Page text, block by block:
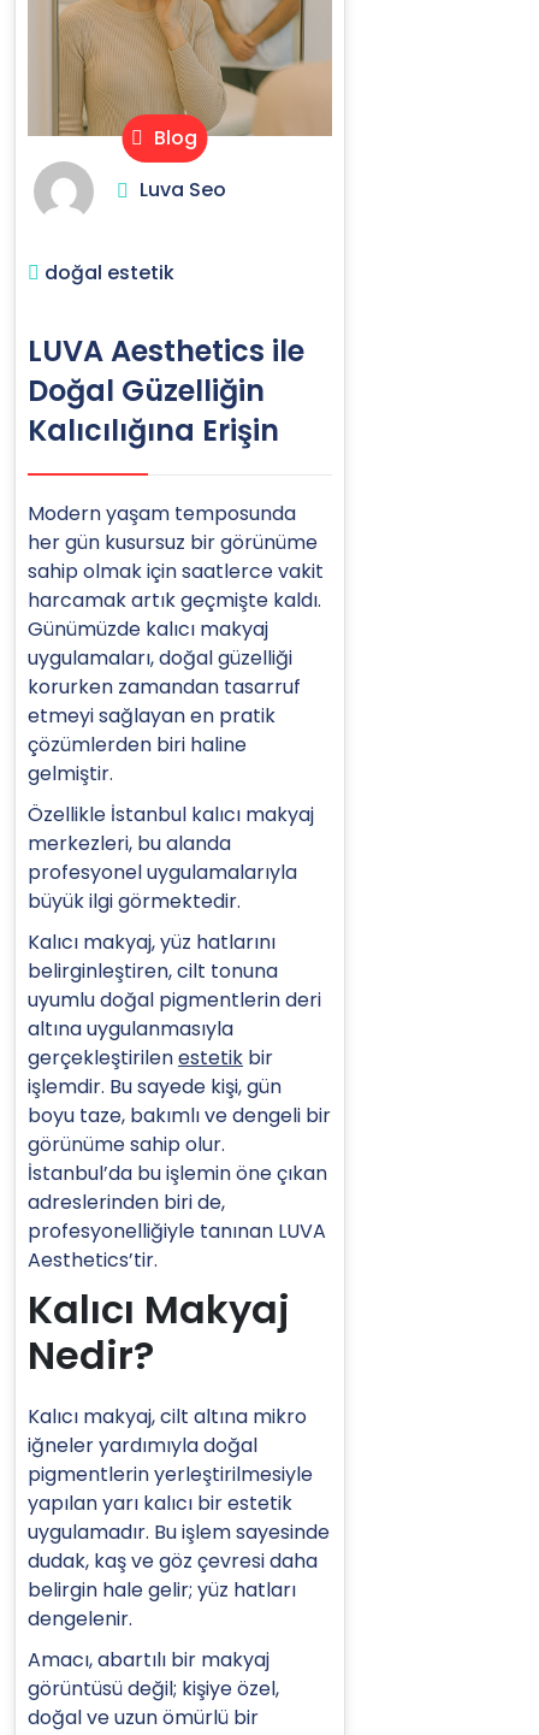
Blog
Luva Seo
doğal estetik
LUVA Aesthetics ile
Doğal Güzelliğin
Kalıcılığına Erişin
Modern yaşam temposunda
her gün kusursuz bir görünüme
sahip olmak için saatlerce vakit
harcamak artık geçmişte kaldı.
Günümüzde kalıcı makyaj
uygulamaları, doğal güzelliği
korurken zamandan tasarruf
etmeyi sağlayan en pratik
çözümlerden biri haline
gelmiştir.
Özellikle İstanbul kalıcı makyaj
merkezleri, bu alanda
profesyonel uygulamalarıyla
büyük ilgi görmektedir.
Kalıcı makyaj, yüz hatlarını
belirginleştiren, cilt tonuna
uyumlu doğal pigmentlerin deri
altına uygulanmasıyla
gerçekleştirilenestetik bir
işlemdir. Bu sayede kişi, gün
boyu taze, bakımlı ve dengeli bir
görünüme sahip olur.
İstanbul’da bu işlemin öne çıkan
adreslerinden biri de,
profesyonelliğiyle tanınan LUVA
Aesthetics’tir.
Kalıcı Makyaj
Nedir?
Kalıcı makyaj, cilt altına mikro
iğneler yardımıyla doğal
pigmentlerin yerleştirilmesiyle
yapılan yarı kalıcı bir estetik
uygulamadır. Bu işlem sayesinde
dudak, kaş ve göz çevresi daha
belirgin hale gelir; yüz hatları
dengelenir.
Amacı, abartılı bir makyaj
görüntüsü değil; kişiye özel,
doğal ve uzun ömürlü bir